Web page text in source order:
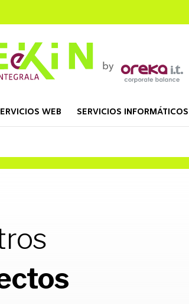
WEB SERVICIOS INFORMÁTICOS